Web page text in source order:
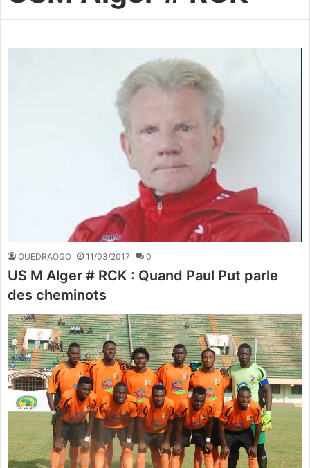
OUEDRAOGO 11/03/2017 0
US M Alger # RCK : Quand Paul Put parle
des cheminots